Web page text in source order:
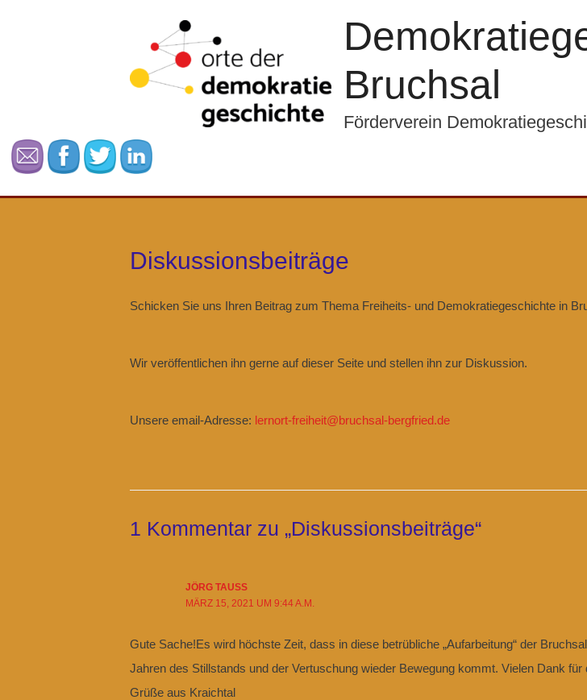
Bruchsal
Förderverein
Diskussionsbeiträge
Schicken Sie uns Ihren Beitrag zum Thema Freiheits- und Demokratiegeschichte in
Wir veröffentlichen ihn gerne auf dieser Seite und stellen ihn zur Diskussion.
Unsere email-Adresse: lernort-freiheit@bruchsal-bergfried.de
1 Kommentar zu „Diskussionsbeiträge“
JÖRG TAUSS
MÄRZ 15, 2021 UM 9:44 A.M.
Gute Sache!Es wird höchste Zeit, dass in diese betrübliche „Aufarbeitung“ der
Jahren des Stillstands und der Vertuschung wieder Bewegung kommt. Vielen Dank für
Grüße aus Kraichtal